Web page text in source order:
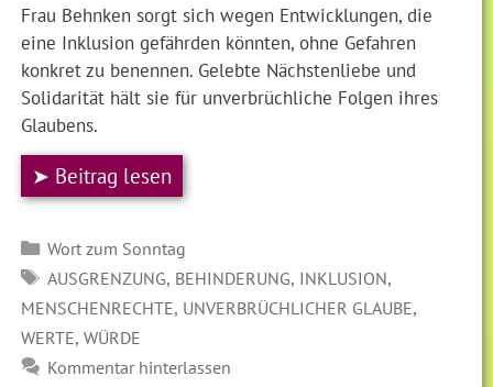
Frau Behnken sorgt sich wegen Entwicklungen, die
eine Inklusion gefährden könnten, ohne Gefahren
konkret zu benennen. Gelebte Nächstenliebe und
Solidarität hält sie für unverbrüchliche Folgen ihres
Glaubens.
➤ Beitrag lesen
Kategorien
Wort zum Sonntag
SCHLAGWÖRTER
AUSGRENZUNG, BEHINDERUNG, INKLUSION,
MENSCHENRECHTE, UNVERBRÜCHLICHER GLAUBE,
WERTE,WÜRDE
Kommentar hinterlassen